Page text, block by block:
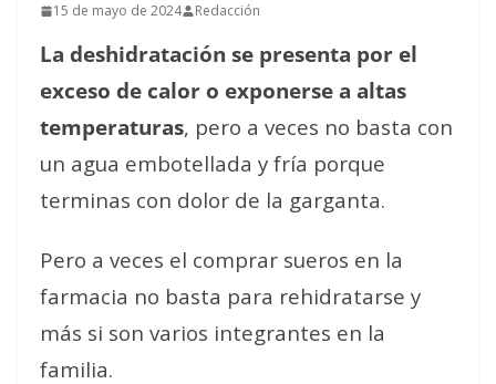
15 de mayo de 2024 Redacción
La deshidratación se presenta por el
exceso de calor o exponerse a altas
temperaturas, pero a veces no basta con
un agua embotellada y fría porque
terminas con dolor de la garganta.
Pero a veces el comprar sueros en la
farmacia no basta para rehidratarse y
más si son varios integrantes en la
familia.